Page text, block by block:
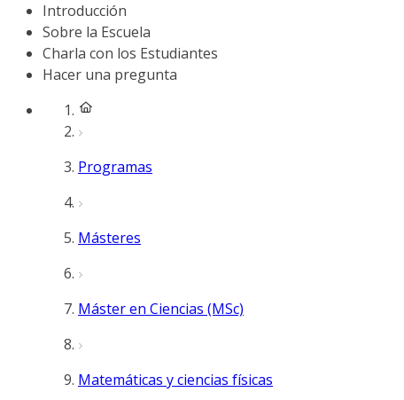
Introducción
Sobre la Escuela
Charla con los Estudiantes
Hacer una pregunta
Programas
Másteres
Máster en Ciencias (MSc)
Matemáticas y ciencias físicas